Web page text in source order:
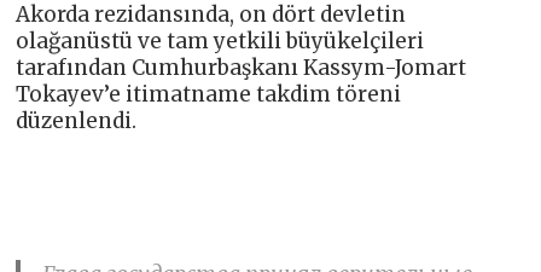
Akorda rezidansında, on dört devletin
olağanüstü ve tam yetkili büyükelçileri
tarafından Cumhurbaşkanı Kassym-Jomart
Tokayev’e itimatname takdim töreni
düzenlendi.